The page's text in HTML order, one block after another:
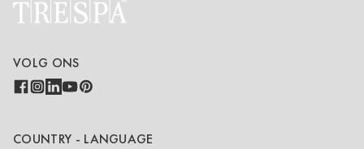
VOLG ONS
COUNTRY - LANGUAGE